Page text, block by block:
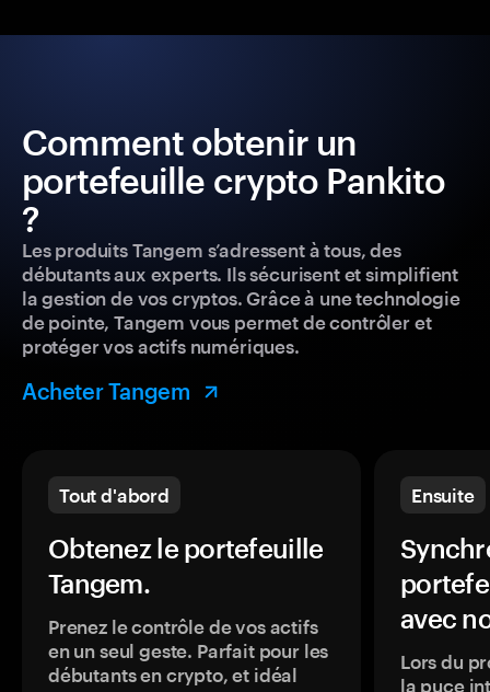
Comment obtenir un
portefeuille crypto Pankito
?
Les produits Tangem s’adressent à tous, des
débutants aux experts. Ils sécurisent et simplifient
la gestion de vos cryptos. Grâce à une technologie
de pointe, Tangem vous permet de contrôler et
protéger vos actifs numériques.
Acheter Tangem
Tout d'abord
Obtenez le portefeuille
Tangem.
Prenez le contrôle de vos actifs
en un seul geste. Parfait pour les
débutants en crypto, et idéal
Ensuite
avec
Lors du
la puce